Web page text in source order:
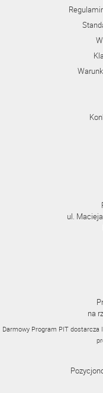
ul.
na
Darmowy Program PIT dostarcza